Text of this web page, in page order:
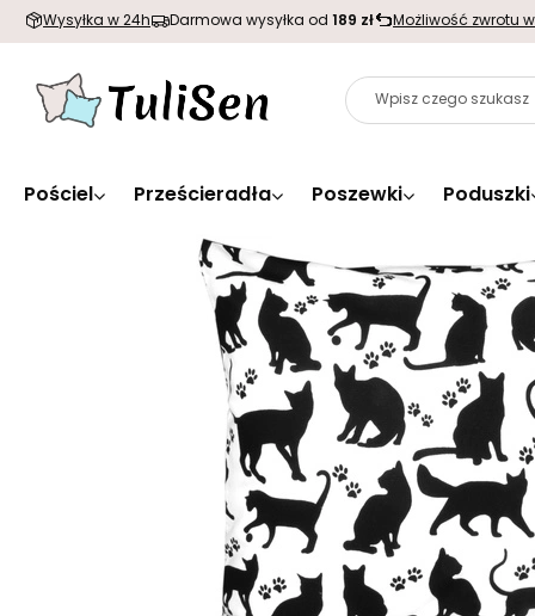
Wysyłka w 24h Darmowa wysyłka od 189 zł Możliwość zwrotu
Pościel Prześcieradła Poszewki Poduszki